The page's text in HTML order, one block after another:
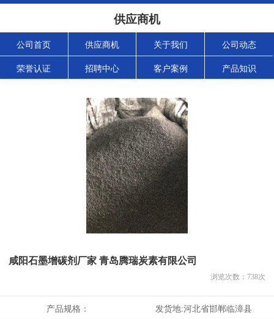
供应商机
公司首页 供应商机 关于我们 公司动态
荣誉认证 招聘中心 客户案例 产品知识
咸阳石墨增碳剂厂家 青岛腾瑞炭素有限公司
浏览次数： 738次
产品规格： 发货地:河北省邯郸临漳县